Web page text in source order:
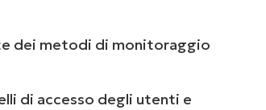
dei metodi di monitoraggio
di accesso degli utenti e